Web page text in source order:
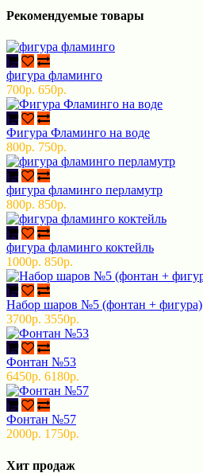
Рекомендуемые товары
фигура фламинго
700р. 650р.
Фигура Фламинго на воде
800р. 750р.
фигура фламинго перламутр
800р. 850р.
фигура фламинго коктейль
1000р. 850р.
Набор шаров №5 (фонтан + фигура)
3700р. 3550р.
Фонтан №53
6450р. 6180р.
Фонтан №57
2000р. 1750р.
Хит продаж